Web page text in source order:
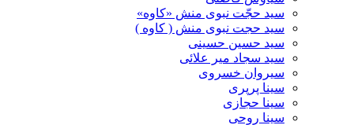
سید حجّت نبوی منش «کاوه»
سید حجت نبوی منش ( کاوه )
سید حسین حسینى
سید سجاد میر علائی
سیروان خسروی
سینا پرپری
سینا حجازی
سینا روحی